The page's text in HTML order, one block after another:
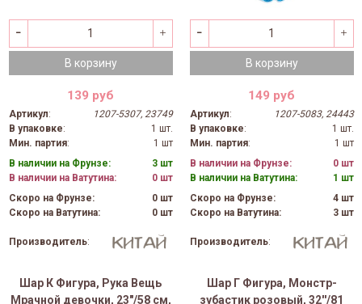
В корзину
139 руб
Артикул:
1207-5307, 23749
В упаковке:
1 шт.
Мин. партия:
1 шт
В наличии на Фрунзе:
3 шт
В наличии на Ватутина:
0 шт
Скоро на Фрунзе:
0 шт
Скоро на Ватутина:
0 шт
Производитель:
В корзину
149 руб
Артикул:
1207-5083, 24443
В упаковке:
1 шт.
Мин. партия:
1 шт
В наличии на Фрунзе:
0 шт
В наличии на Ватутина:
1 шт
Скоро на Фрунзе:
4 шт
Скоро на Ватутина:
3 шт
Производитель:
Шар К Фигура, Рука Вещь
Мрачной девочки, 23"/58 см,
Шар Г Фигура, Монстр-
зубастик розовый, 32''/81